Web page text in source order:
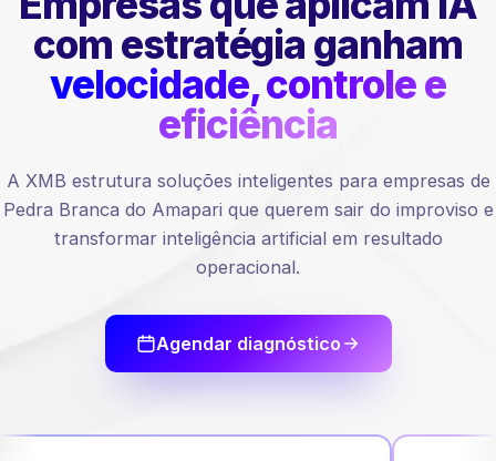
com estratégia ganham
velocidade, controle e
eficiência
A XMB estrutura soluções inteligentes para empresas de
Pedra Branca do Amapari que querem sair do improviso e
transformar inteligência artificial em resultado
operacional.
Agendar diagnóstico